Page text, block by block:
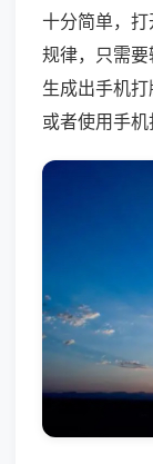
十分简单，
规律，只需
生成出手机
或者使用手机